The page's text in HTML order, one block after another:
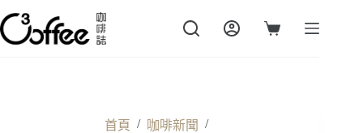
跳
至
主
購
首頁 / 咖啡新聞 /